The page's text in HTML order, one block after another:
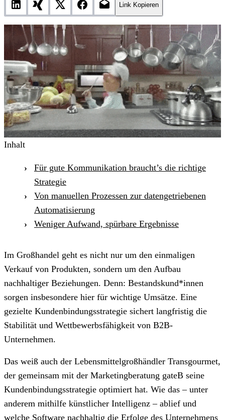
Link Kopieren
Inhalt
Für gute Kommunikation braucht’s die richtige
Strategie
Von manuellen Prozessen zur datengetriebenen
Automatisierung
Weniger Aufwand, spürbare Ergebnisse
Im Großhandel geht es nicht nur um den einmaligen
Verkauf von Produkten, sondern um den Aufbau
nachhaltiger Beziehungen. Denn: Bestandskund*innen
sorgen insbesondere hier für wichtige Umsätze. Eine
gezielte Kundenbindungsstrategie sichert langfristig die
Stabilität und Wettbewerbsfähigkeit von B2B-
Unternehmen.
Das weiß auch der Lebensmittelgroßhändler Transgourmet,
der gemeinsam mit der Marketingberatung gateB seine
Kundenbindungsstrategie optimiert hat. Wie das – unter
anderem mithilfe künstlicher Intelligenz – ablief und
welche Software nachhaltig die Erfolge des Unternehmens